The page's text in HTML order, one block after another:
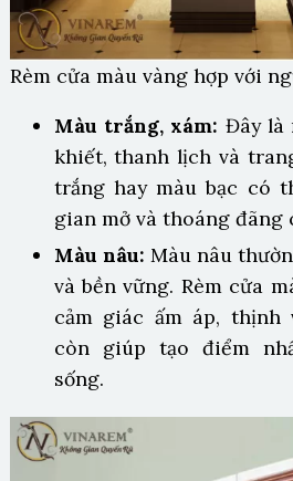
Rèm cửa màu vàng hợp với
Màu trắng, xám: Đây là
khiết, thanh lịch và
trắng hay màu bạc có
gian mở và thoáng đãng
Màu nâu: Màu nâu
và bền vững. Rèm cửa
cảm giác ấm áp, thịnh
còn giúp tạo điểm
sống.